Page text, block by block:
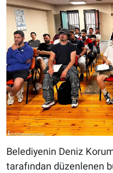
Belediyenin Deniz
tarafından düzenlenen